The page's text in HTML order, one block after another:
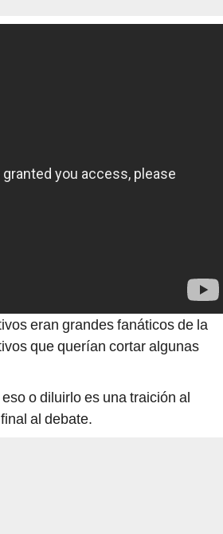
eran grandes fanáticos de la
que querían cortar algunas
o diluirlo es una traición al
al debate.